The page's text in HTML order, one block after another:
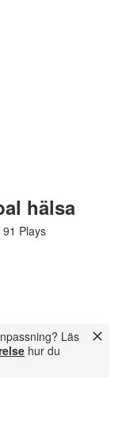
hälsa
91 Plays
Läs
hur du